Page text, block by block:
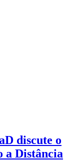
discute o
a Distância